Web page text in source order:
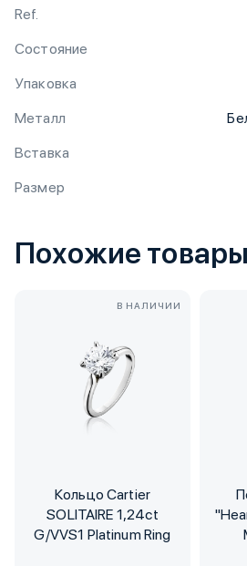
Ref.
Состояние
Упаковка
Металл
Вставка
Размер
Похожие товары
В НАЛИЧИИ
Кольцо Cartier
SOLITAIRE 1,24ct
G/VVS1 Platinum Ring